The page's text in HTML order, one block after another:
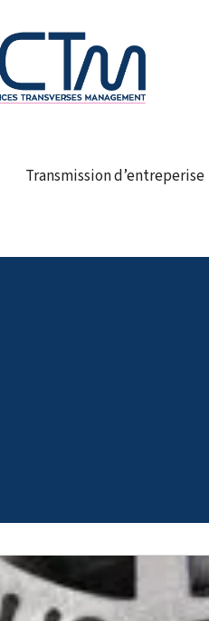
Transmission d’entreperise